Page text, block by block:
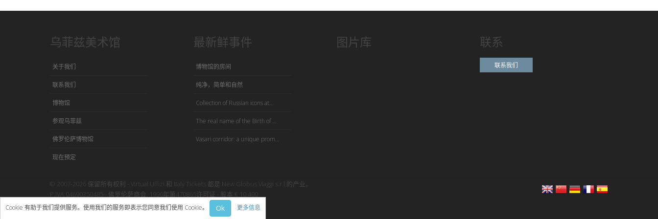
乌菲兹美术馆
关于我们
联系我们
博物馆
参观乌菲兹
佛罗伦萨博物馆
现在预定
最新鲜事件
博物馆的房间
纯净，简单和自然
Collection of Russian icons at...
The real name of the Birth of ...
Vasari corridor: a unique prom...
图片库 联系
联系我们
© 2007-2026 保留所有权利 - Virtual Uffizi 和 Italy Tickets 都是 New Globus Viaggi s.r.l.的产业。
P.IVA 04690350485 - 佛罗伦萨商会, 1996年第470865许可证 - 股本 € 10.400
使用本网站即表示接受Virtual Uffizi”条款与细则 -隐私政策
Cookie 有助于我们提供服务。使用我们的服务即表示您同意我们使用 Cookie。 Ok 更多信息